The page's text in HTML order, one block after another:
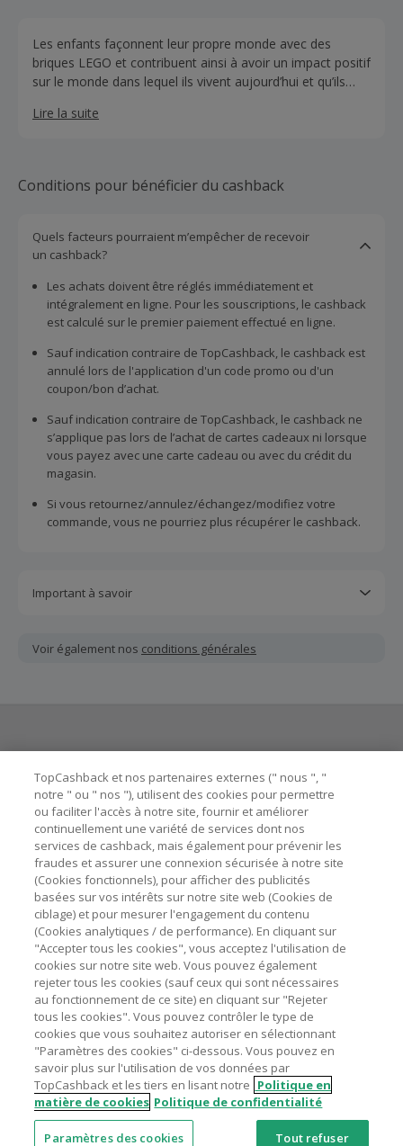
Les enfants façonnent leur propre monde avec des
briques LEGO et contribuent ainsi à avoir un impact positif
sur le monde dans lequel ils vivent aujourd’hui et qu’ils
Lire la suite
Conditions pour bénéficier du cashback
Quels facteurs pourraient m’empêcher de recevoir
un cashback?
Les achats doivent être réglés immédiatement et
intégralement en ligne. Pour les souscriptions, le cashback
est calculé sur le premier paiement effectué en ligne.
Sauf indication contraire de TopCashback, le cashback est
annulé lors de l'application d'un code promo ou d'un
coupon/bon d’achat.
Sauf indication contraire de TopCashback, le cashback ne
s’applique pas lors de l’achat de cartes cadeaux ni lorsque
vous payez avec une carte cadeau ou avec du crédit du
magasin.
Si vous retournez/annulez/échangez/modifiez votre
commande, vous ne pourriez plus récupérer le cashback.
Important à savoir
ou non reçu doivent être soumises au plus tard dans les
100 jours qui suivent la date d'achat.
La validité et le montant du cashback sont calculés par les
marchands sur le montant hors TVA/taxes et hors frais de
livraison/d’emballage/de service.
L'utilisation de plugins tels que Honey, AdBlock, uBlock, Pi-
hole et VPN peut bloquer le suivi de votre commande.
Pour chaque nouvelle transaction, il faut revenir sur
TopCashback et cliquer sur le bouton rose de cashback
pour accéder au site marchand et faire votre achat.
Assurez-vous que le lien TopCashback est le dernier lien
utilisé pour visiter le site marchand avant de finaliser votre
achat.
Tout compte impliqué dans des commandes ou activités
frauduleuses pour manipuler le système de cashback sera
clôturé et leur cashback confisqué.
Voir également nos conditions générales
Astuces pour économiser
A propos de
Contactez-nous
Mentions légales
Nos sites UK US CN JP DE AU
TopCashback et nos partenaires externes (" nous ", "
notre " ou " nos "), utilisent des cookies pour permettre
ou faciliter l'accès à notre site, fournir et améliorer
continuellement une variété de services dont nos
services de cashback, mais également pour prévenir les
fraudes et assurer une connexion sécurisée à notre site
(Cookies fonctionnels), pour afficher des publicités
basées sur vos intérêts sur notre site web (Cookies de
ciblage) et pour mesurer l'engagement du contenu
(Cookies analytiques / de performance). En cliquant sur
"Accepter tous les cookies", vous acceptez l'utilisation de
cookies sur notre site web. Vous pouvez également
rejeter tous les cookies (sauf ceux qui sont nécessaires
au fonctionnement de ce site) en cliquant sur "Rejeter
tous les cookies". Vous pouvez contrôler le type de
cookies que vous souhaitez autoriser en sélectionnant
"Paramètres des cookies" ci-dessous. Vous pouvez en
savoir plus sur l'utilisation de vos données par
TopCashback et les tiers en lisant notre Politique en
matière de cookies Politique de confidentialité
Paramètres des cookies Tout refuser